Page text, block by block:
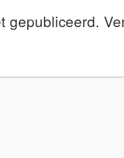
gepubliceerd.